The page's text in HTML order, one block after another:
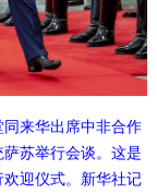
来华出席中非合作
苏举行会谈。这是
迎仪式。新华社记